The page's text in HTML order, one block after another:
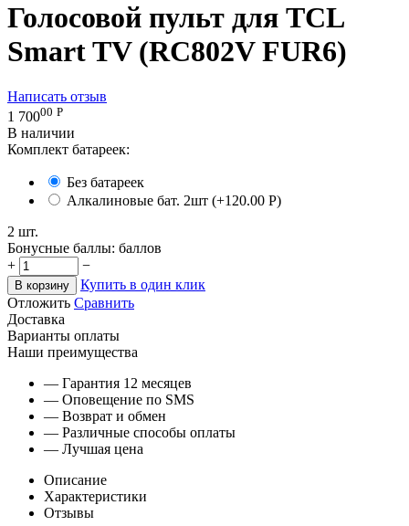
Голосовой пульт для TCL
Smart TV (RC802V FUR6)
Написать отзыв
1 70000 Р
В наличии
Комплект батареек:
Без батареек
Алкалиновые бат. 2шт (+120.00 Р)
2 шт.
Бонусные баллы: баллов
+
−
В корзину
Купить в один клик
Отложить Сравнить
Доставка
Варианты оплаты
Наши преимущества
— Гарантия 12 месяцев
— Оповещение по SMS
— Возврат и обмен
— Различные способы оплаты
— Лучшая цена
Описание
Характеристики
Отзывы